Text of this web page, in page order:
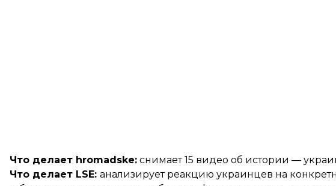
Что делает hromadske: снимает 15 видео об истории —
Что делает LSE: анализирует реакцию украинцев на